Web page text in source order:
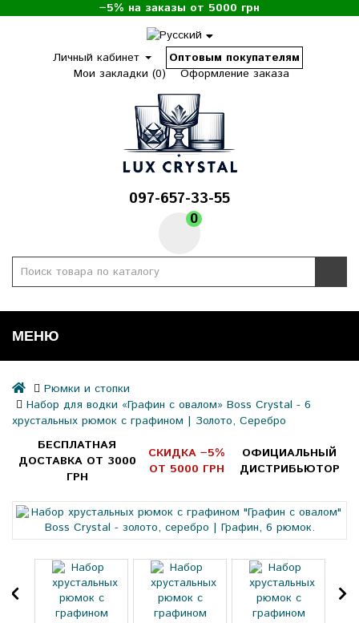
−5% на заказы от 5000 грн
Личный кабинет
Оптовым покупателям
Мои закладки (0)
Оформление заказа
097-657-33-55
0
МЕНЮ
Рюмки и стопки
Набор для водки «Графин с овалом» Boss Crystal - 6
хрустальных рюмок с графином | Золото, Серебро
БЕСПЛАТНАЯ
ДОСТАВКА ОТ 3000
ГРН
СКИДКА −5%
ОТ 5000 ГРН
ОФИЦИАЛЬНЫЙ
ДИСТРИБЬЮТОР